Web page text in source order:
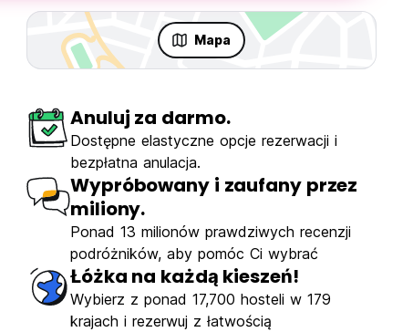
Mapa
Anuluj za darmo.
Dostępne elastyczne opcje rezerwacji i
bezpłatna anulacja.
Wypróbowany i zaufany przez
miliony.
Ponad 13 milionów prawdziwych recenzji
podróżników, aby pomóc Ci wybrać
Łóżka na każdą kieszeń!
Wybierz z ponad 17,700 hosteli w 179
krajach i rezerwuj z łatwością